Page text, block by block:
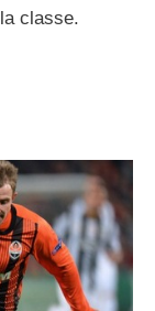
classe.